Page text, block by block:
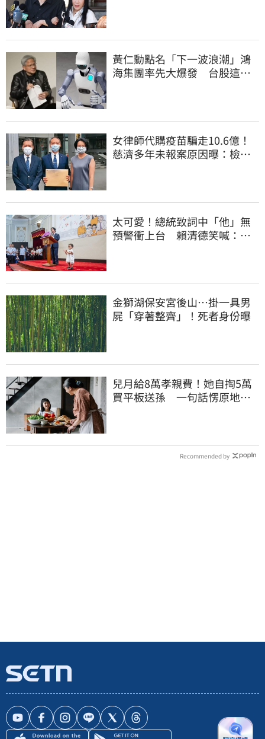
黃仁勳點名「下一波浪潮」鴻
海集團率先大爆發 台股這族
女律師代購疫苗騙走10.6億！
慈濟多年未報案原因曝：檢警
太可愛！總統致詞中「他」無
預警衝上台 賴清德笑喊：卸
金獅湖保安宮後山…掛一具男
屍「穿著整齊」！死者身份曝
兒月給8萬孝親費！她自掏5萬
買平板送孫 一句話愣原地
Recommended by